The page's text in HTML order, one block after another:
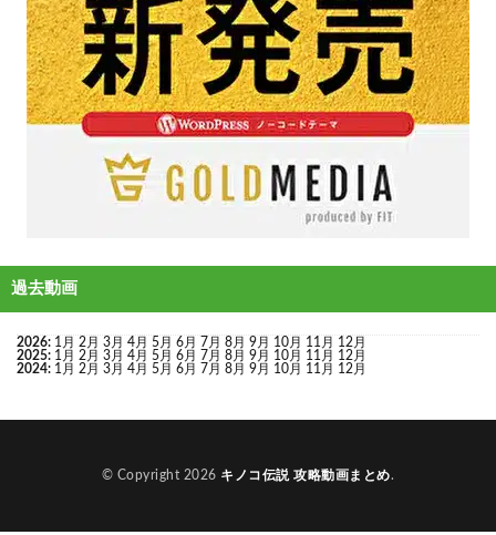
過去動画
2026: 1月 2月 3月 4月 5月 6月 7月 8月 9月 10月 11月 12月
2025: 1月 2月 3月 4月 5月 6月 7月 8月 9月 10月 11月 12月
2024: 1月 2月 3月 4月 5月 6月 7月 8月 9月 10月 11月 12月
© Copyright 2026 キノコ伝説 攻略動画まとめ.